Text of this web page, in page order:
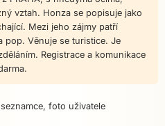
vztah. Honza se popisuje jako
Mezi jeho zájmy patří
pop. Věnuje se turistice. Je
Registrace a komunikace